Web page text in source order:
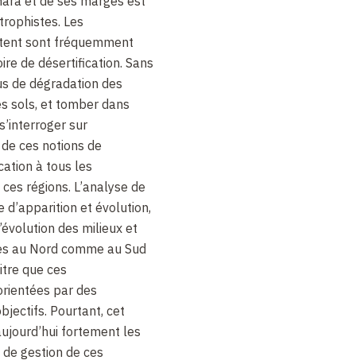
Les
sont fréquemment
de désertification. Sans
de dégradation des
sols, et tomber dans
sur
ces notions de
à tous les
régions. L’analyse de
et évolution,
des milieux et
au Nord comme au Sud
que ces
par des
Pourtant, cet
fortement les
gestion de ces